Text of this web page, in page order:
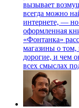
вызывает
всегда можно
интернете, — но
оформленная
«Фонтанка»
магазины о
дорогие, и чем
всех смыслах